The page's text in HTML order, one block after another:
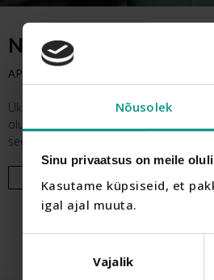
Nõusolek
Sinu privaatsus on meile
Kasutame küpsiseid, et
igal ajal muuta.
Vajalik
Naiste tervis –
APR 29, 2024
Ükskõik kui kiire maailm tundub, peaks
olulisemaid komponente on
seedesüsteemi tasakaalu säilitamisel.